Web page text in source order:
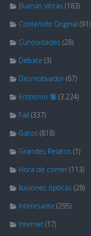
Buenas vibras (183)
Contenido Original (91)
Curiosidades (28)
Debate (3)
Desmotivador (67)
Erotismo 🔞 (3.224)
Fail (337)
Gatos (818)
Grandes Relatos (1)
Hora de comer (113)
Ilusiones ópticas (28)
Interesante (295)
Internet (17)